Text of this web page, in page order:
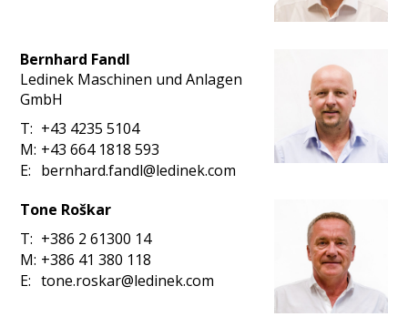
Bernhard Fandl
Ledinek Maschinen und Anlagen
GmbH
T: +43 4235 5104
M: +43 664 1818 593
E: bernhard.fandl@ledinek.com
Tone Roškar
T: +386 2 61300 14
M: +386 41 380 118
E: tone.roskar@ledinek.com